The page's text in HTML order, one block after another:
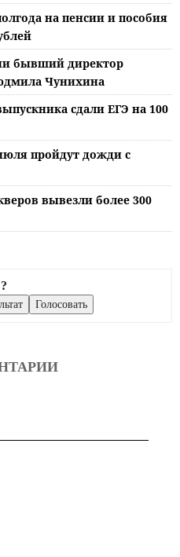
на пенсии и пособия
бывший директор
Чунихина
сдали ЕГЭ на 100
пройдут дожди с
вывезли более 300
?